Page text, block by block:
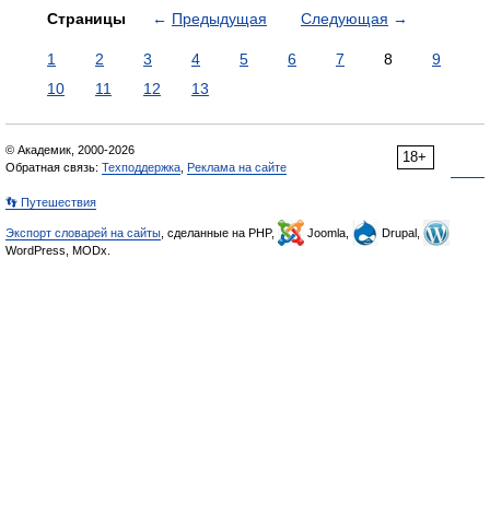
Страницы ← Предыдущая Следующая →
1 2 3 4 5 6 7 8
9
10
11 12 13
18+
© Академик, 2000-2026
Обратная связь: Техподдержка Реклама на сайте
👣 Путешествия
Экспорт словарей на сайты , сделанные на PHP, Joomla,
Drupal,
WordPress, MODx.